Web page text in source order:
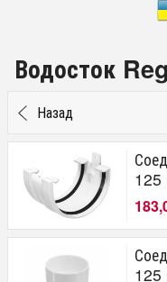
Водосток
Назад
125
125